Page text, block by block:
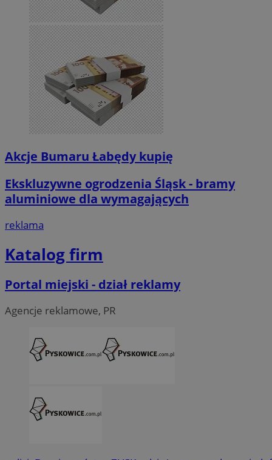
Akcje Bumaru Łabędy kupię
Ekskluzywne ogrodzenia Śląsk - bramy
aluminiowe dla wymagających
reklama
Katalog firm
Portal miejski - dział reklamy
Agencje reklamowe, PR